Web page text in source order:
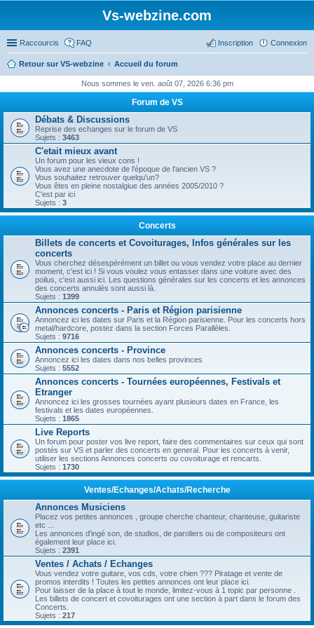
Vs-webzine.com
Raccourcis FAQ Connexion
Inscription
Retour sur VS-webzine Accueil du forum
Nous sommes le ven. août 07, 2026 6:36 pm
Forum de VS
Débats & Discussions
Reprise des echanges sur le forum de VS
Sujets : 3463
C'etait mieux avant
Un forum pour les vieux cons !
Vous avez une anecdote de l'époque de l'ancien VS ?
Vous souhaitez retrouver quelqu'un?
Vous êtes en pleine nostalgiue des années 2005/2010 ?
C'est par ici
Sujets : 3
Concerts
Billets de concerts et Covoiturages, Infos générales sur les
concerts
Vous cherchez désespérément un billet ou vous vendez votre place au dernier
moment, c'est ici ! Si vous voulez vous entasser dans une voiture avec des
poilus, c'est aussi ici. Les questions générales sur les concerts et les annonces
des concerts annulés sont aussi là.
Sujets : 1399
Annonces concerts - Paris et Région parisienne
Annoncez ici les dates sur Paris et la Région parisienne. Pour les concerts hors
metal/hardcore, postez dans la section Forces Parallèles.
Sujets : 9716
Annonces concerts - Province
Annoncez ici les dates dans nos belles provinces
Sujets : 5552
Annonces concerts - Tournées européennes, Festivals et
Etranger
Annoncez ici les grosses tournées ayant plusieurs dates en France, les
festivals et les dates européennes.
Sujets : 1865
Live Reports
Un forum pour poster vos live report, faire des commentaires sur ceux qui sont
postés sur VS et parler des concerts en general. Pour les concerts à venir,
utiliser les sections Annonces concerts ou covoiturage et rencarts.
Sujets : 1730
Ventes/Echanges/Achats/Recherche
Annonces Musiciens
Placez vos petites annonces , groupe cherche chanteur, chanteuse, guitariste
etc ...
Les annonces d'ingé son, de studios, de paroliers ou de compositeurs ont
également leur place ici.
Sujets : 2391
Ventes / Achats / Echanges
Vous vendez votre guitare, vos cds, votre chien ??? Piratage et vente de
promos interdits ! Toutes les petites annonces ont leur place ici.
Pour laisser de la place à tout le monde, limitez-vous à 1 topic par personne .
Les billets de concert et covoiturages ont une section à part dans le forum des
Concerts.
Sujets : 217